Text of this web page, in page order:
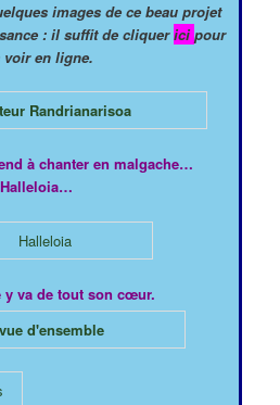
images de ce beau projet
: il suffit de cliquericipour
voir en ligne.
à chanter en malgache…
Halleloia…
y va de tout son cœur.